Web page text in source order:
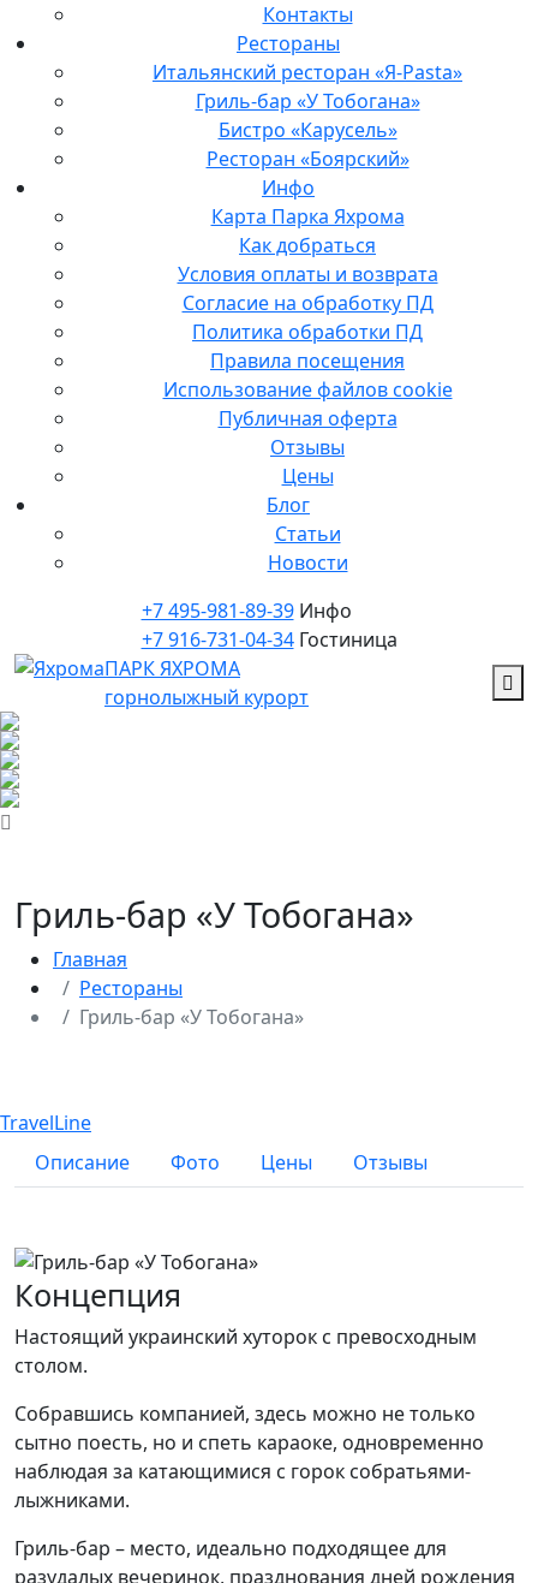
Контакты
Рестораны
Итальянский ресторан «Я-Pasta»
Гриль-бар «У Тобогана»
Бистро «Карусель»
Ресторан «Боярский»
Инфо
Карта Парка Яхрома
Как добраться
Условия оплаты и возврата
Согласие на обработку ПД
Политика обработки ПД
Правила посещения
Использование файлов cookie
Публичная оферта
Отзывы
Цены
Блог
Статьи
Новости
+7 495-981-89-39Инфо
+7 916-731-04-34Гостиница
ПАРК ЯХРОМА
горнолыжный курорт
Гриль-бар «У Тобогана»
Главная
Рестораны
Гриль-бар «У Тобогана»
TravelLine
Описание
Фото Цены Отзывы
Концепция
Настоящий украинский хуторок с превосходным
столом.
Собравшись компанией, здесь можно не только
сытно поесть, но и спеть караоке, одновременно
наблюдая за катающимися с горок собратьями-
лыжниками.
Гриль-бар – место, идеально подходящее для
разудалых вечеринок, празднования дней рождения